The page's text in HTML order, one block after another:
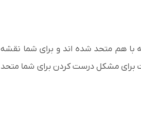
با هم متحد شده اند و برای شما نقشه
برای مشکل درست کردن برای شما متحد